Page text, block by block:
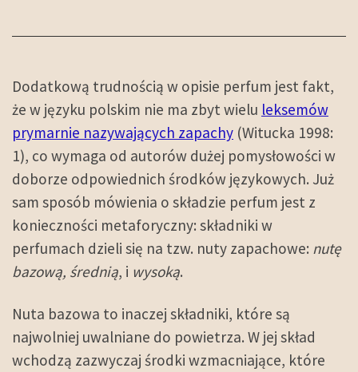
Dodatkową trudnością w opisie perfum jest fakt,
że w języku polskim nie ma zbyt wielu leksemów
prymarnie nazywających zapachy (Witucka 1998:
1), co wymaga od autorów dużej pomysłowości w
doborze odpowiednich środków językowych. Już
sam sposób mówienia o składzie perfum jest z
konieczności metaforyczny: składniki w
perfumach dzieli się na tzw. nuty zapachowe: nutę
bazową, średnią, i wysoką.
Nuta bazowa to inaczej składniki, które są
najwolniej uwalniane do powietrza. W jej skład
wchodzą zazwyczaj środki wzmacniające, które